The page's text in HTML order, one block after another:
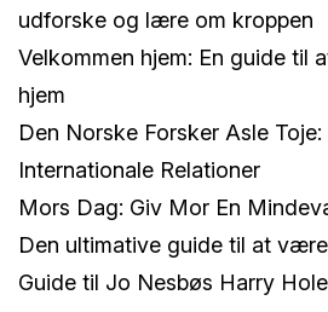
udforske og lære om kroppen
Velkommen hjem: En guide til
hjem
Den Norske Forsker Asle
Internationale Relationer
Mors Dag: Giv Mor En
Den ultimative guide til at
Guide til Jo Nesbøs Harry